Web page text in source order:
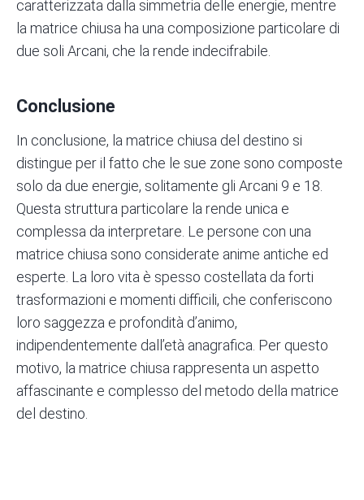
caratterizzata dalla simmetria delle energie, mentre
la matrice chiusa ha una composizione particolare di
due soli Arcani, che la rende indecifrabile.
Conclusione
In conclusione, la matrice chiusa del destino si
distingue per il fatto che le sue zone sono composte
solo da due energie, solitamente gli Arcani 9 e 18.
Questa struttura particolare la rende unica e
complessa da interpretare. Le persone con una
matrice chiusa sono considerate anime antiche ed
esperte. La loro vita è spesso costellata da forti
trasformazioni e momenti difficili, che conferiscono
loro saggezza e profondità d’animo,
indipendentemente dall’età anagrafica. Per questo
motivo, la matrice chiusa rappresenta un aspetto
affascinante e complesso del metodo della matrice
del destino.